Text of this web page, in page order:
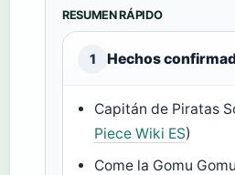
RESUMEN RÁPIDO
1 Hechos
Capitán de Piratas
Piece Wiki ES)
Come la Gomu